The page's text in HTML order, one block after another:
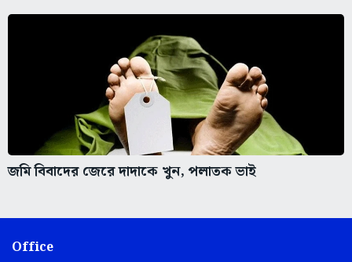
জমি বিবাদের জেরে দাদাকে খুন, পলাতক ভাই
Office